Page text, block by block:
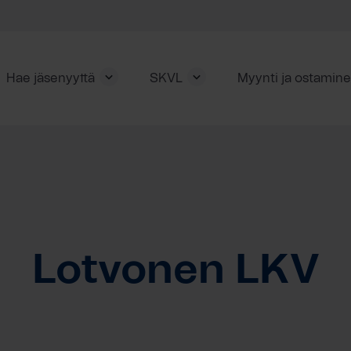
Hae jäsenyyttä SKVL Myynti ja
Lotvonen LKV